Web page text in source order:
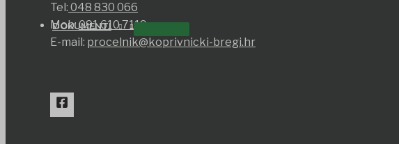
DOKUMENTI
Tel: 048 830 066
Mob:091 610 7119
E-mail: procelnik@koprivnicki-bregi.hr